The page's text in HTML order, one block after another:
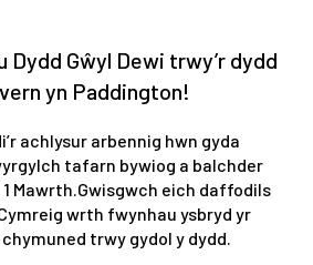
Dydd Gŵyl Dewi trwy’r dydd
yn Paddington!
achlysur arbennig hwn gyda
tafarn bywiog a balchder
1 Mawrth.Gwisgwch eich daffodils
wrth fwynhau ysbryd yr
trwy gydol y dydd.